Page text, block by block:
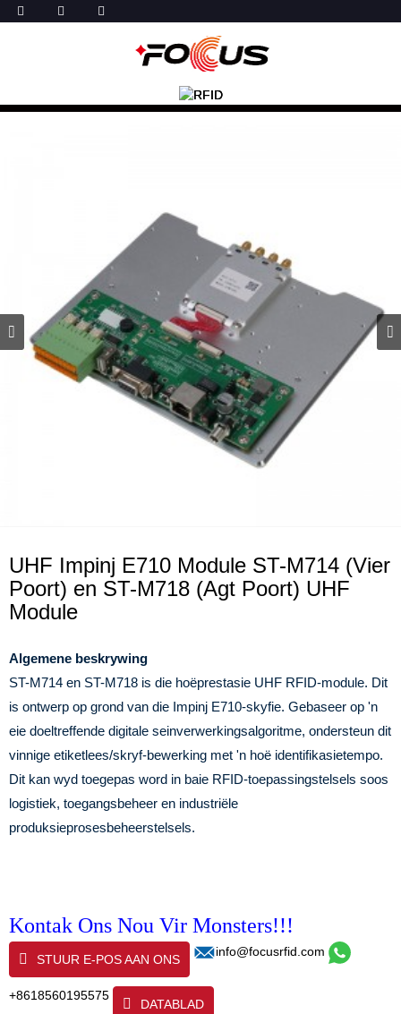
UHF Impinj E710 Module ST-M714 (Vier
Poort) en ST-M718 (Agt Poort) UHF
Module
Algemene beskrywing
ST-M714 en ST-M718 is die hoëprestasie UHF RFID-module. Dit
is ontwerp op grond van die Impinj E710-skyfie. Gebaseer op 'n
eie doeltreffende digitale seinverwerkingsalgoritme, ondersteun dit
vinnige etiketlees/skryf-bewerking met 'n hoë identifikasietempo.
Dit kan wyd toegepas word in baie RFID-toepassingstelsels soos
logistiek, toegangsbeheer en industriële
produksieprosesbeheerstelsels.
Kontak Ons Nou Vir Monsters!!!
STUUR E-POS AAN ONS
info@focusrfid.com
+8618560195575
DATABLAD